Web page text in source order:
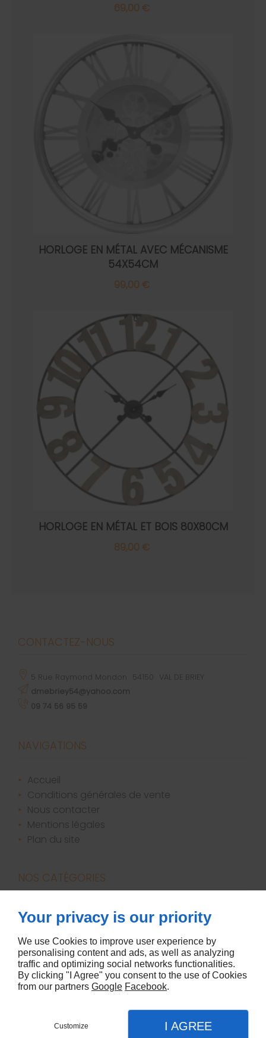
69,00 €
HORLOGE EN MÉTAL AVEC MÉCANISME
54X54CM
99,00 €
HORLOGE EN MÉTAL ET BOIS 80X80CM
89,00 €
CONTACTEZ-NOUS
5 Rue Raymond Mondon 54150
VAL DE BRIEY
dmebriey54@yahoo.com
09 74 56 95 59
NAVIGATIONS
accueil
conditions générales de vente
nous contacter
mentions légales
plan du site
NOS CATÉGORIES
bougies / parfums d'ambiance
canapés
décoration
literie
meubles
Your privacy is our priority
We use Cookies to improve user experience by
personalising content and ads, as well as analyzing
traffic and optimizing social networks functionalities.
By clicking "I Agree" you consent to the use of Cookies
from our partners Google Facebook.
Customize I AGREE